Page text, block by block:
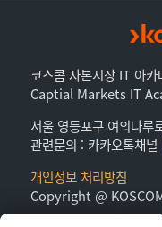
코스콤 자본시장 IT 아카
Captial Markets IT
서울 영등포구 여의나루
관련문의 : 카카오톡채널
개인정보 처리방침
Copyright @